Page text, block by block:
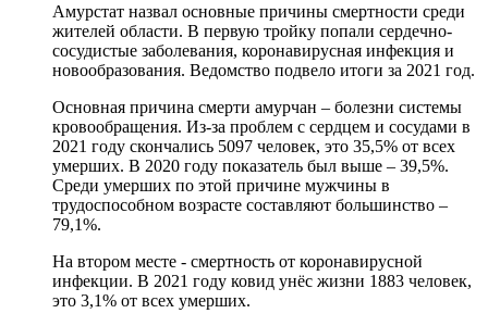
Амурстат назвал основные причины смертности среди
жителей области. В первую тройку попали сердечно-
сосудистые заболевания, коронавирусная инфекция и
новообразования. Ведомство подвело итоги за 2021 год.
Основная причина смерти амурчан – болезни системы
кровообращения. Из-за проблем с сердцем и сосудами в
2021 году скончались 5097 человек, это 35,5% от всех
умерших. В 2020 году показатель был выше – 39,5%.
Среди умерших по этой причине мужчины в
трудоспособном возрасте составляют большинство –
79,1%.
На втором месте - смертность от коронавирусной
инфекции. В 2021 году ковид унёс жизни 1883 человек,
это 3,1% от всех умерших.